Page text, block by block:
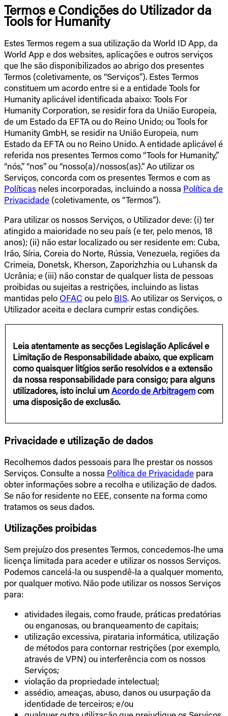
Termos e Condições do Utilizador da
Tools for Humanity
Estes Termos regem a sua utilização da World ID App, da
World App e dos websites, aplicações e outros serviços
que lhe são disponibilizados ao abrigo dos presentes
Termos (coletivamente, os “Serviços”). Estes Termos
constituem um acordo entre si e a entidade Tools for
Humanity aplicável identificada abaixo: Tools For
Humanity Corporation, se residir fora da União Europeia,
de um Estado da EFTA ou do Reino Unido; ou Tools for
Humanity GmbH, se residir na União Europeia, num
Estado da EFTA ou no Reino Unido. A entidade aplicável é
referida nos presentes Termos como “Tools for Humanity,”
“nós,” “nos” ou “nosso(a)/nossos(as).” Ao utilizar os
Serviços, concorda com os presentes Termos e com as
Políticas neles incorporadas, incluindo a nossa Política de
Privacidade (coletivamente, os “Termos”).
Para utilizar os nossos Serviços, o Utilizador deve: (i) ter
atingido a maioridade no seu país (e ter, pelo menos, 18
anos); (ii) não estar localizado ou ser residente em: Cuba,
Irão, Síria, Coreia do Norte, Rússia, Venezuela, regiões da
Crimeia, Donetsk, Kherson, Zaporizhzhia ou Luhansk da
Ucrânia; e (iii) não constar de qualquer lista de pessoas
proibidas ou sujeitas a restrições, incluindo as listas
mantidas pelo OFAC ou pelo BIS. Ao utilizar os Serviços, o
Utilizador aceita e declara cumprir estas condições.
Leia atentamente as secções Legislação Aplicável e
Limitação de Responsabilidade abaixo, que explicam
como quaisquer litígios serão resolvidos e a extensão
da nossa responsabilidade para consigo; para alguns
utilizadores, isto inclui umAcordo de Arbitragemcom
uma disposição de exclusão.
Privacidade e utilização de dados
Recolhemos dados pessoais para lhe prestar os nossos
Serviços. Consulte a nossa Política de Privacidade para
obter informações sobre a recolha e utilização de dados.
Se não for residente no EEE, consente na forma como
tratamos os seus dados.
Utilizações proibidas
Sem prejuízo dos presentes Termos, concedemos-lhe uma
licença limitada para aceder e utilizar os nossos Serviços.
Podemos cancelá-la ou suspendê-la a qualquer momento,
por qualquer motivo. Não pode utilizar os nossos Serviços
para:
atividades ilegais, como fraude, práticas predatórias
ou enganosas, ou branqueamento de capitais;
utilização excessiva, pirataria informática, utilização
de métodos para contornar restrições (por exemplo,
através de VPN) ou interferência com os nossos
Serviços;
violação da propriedade intelectual;
assédio, ameaças, abuso, danos ou usurpação da
identidade de terceiros; e/ou